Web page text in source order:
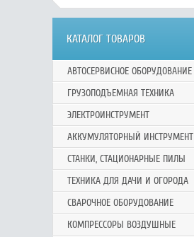
КАТАЛОГ ТОВАРОВ
АВТОСЕРВИСНОЕ ОБОРУДОВАНИЕ
ГРУЗОПОДЪЕМНАЯ ТЕХНИКА
ЭЛЕКТРОИНСТРУМЕНТ
АККУМУЛЯТОРНЫЙ ИНСТРУМЕНТ
СТАНКИ, СТАЦИОНАРНЫЕ ПИЛЫ
ТЕХНИКА ДЛЯ ДАЧИ И ОГОРОДА
СВАРОЧНОЕ ОБОРУДОВАНИЕ
КОМПРЕССОРЫ ВОЗДУШНЫЕ